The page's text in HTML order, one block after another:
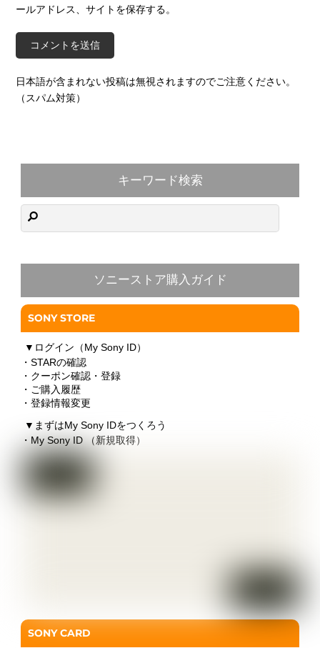
ールアドレス、サイトを保存する。
日本語が含まれない投稿は無視されますのでご注意ください。
（スパム対策）
キーワード検索
ソニーストア購入ガイド
SONY STORE
▼ ログイン（My Sony ID）
・STARの確認
・クーポン確認・登録
・ご購入履歴
・登録情報変更
▼ まずはMy Sony IDをつくろう
・My Sony ID （新規取得）
SONY CARD